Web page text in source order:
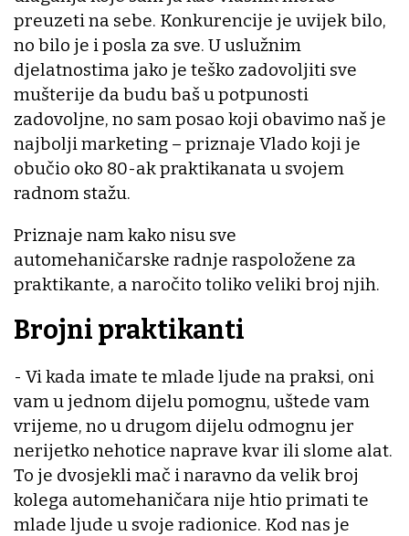
preuzeti na sebe. Konkurencije je uvijek bilo,
no bilo je i posla za sve. U uslužnim
djelatnostima jako je teško zadovoljiti sve
mušterije da budu baš u potpunosti
zadovoljne, no sam posao koji obavimo naš je
najbolji marketing – priznaje Vlado koji je
obučio oko 80-ak praktikanata u svojem
radnom stažu.
Priznaje nam kako nisu sve
automehaničarske radnje raspoložene za
praktikante, a naročito toliko veliki broj njih.
Brojni praktikanti
- Vi kada imate te mlade ljude na praksi, oni
vam u jednom dijelu pomognu, uštede vam
vrijeme, no u drugom dijelu odmognu jer
nerijetko nehotice naprave kvar ili slome alat.
To je dvosjekli mač i naravno da velik broj
kolega automehaničara nije htio primati te
mlade ljude u svoje radionice. Kod nas je